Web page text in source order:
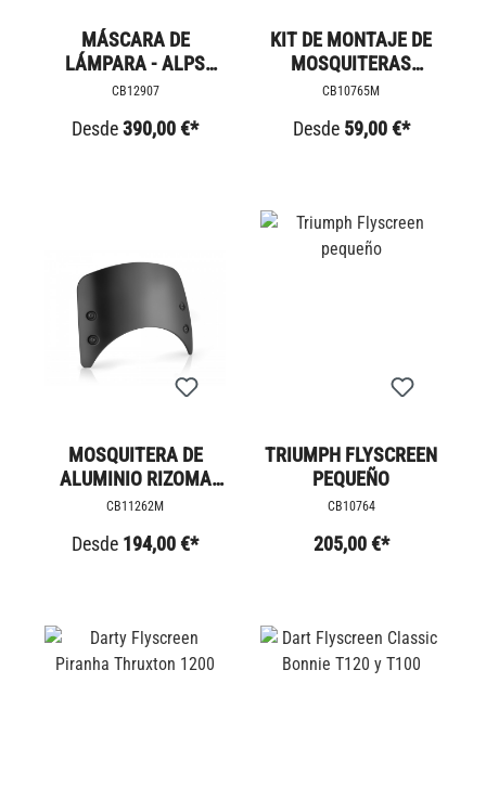
MÁSCARA DE
LÁMPARA - ALPS
EDITION -
CB12907
Desde390,00 €*
KIT DE MONTAJE DE
MOSQUITERAS
TRIUMPH
CB10765M
Desde 59,00 €*
MOSQUITERA DE
ALUMINIO RIZOMA
CORTA
CB11262M
Desde 194,00 €*
TRIUMPH FLYSCREEN
PEQUEÑO
CB10764
205,00 €*